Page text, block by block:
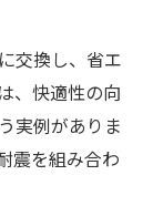
交換し、省エ
、快適性の向
実例がありま
震を組み合わ